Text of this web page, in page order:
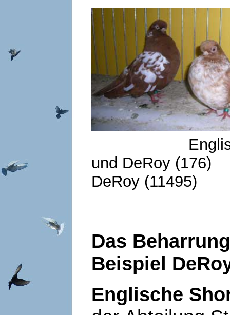
Englische
und DeRoy
DeRoy (11495)
Das
Beispiel
Englische